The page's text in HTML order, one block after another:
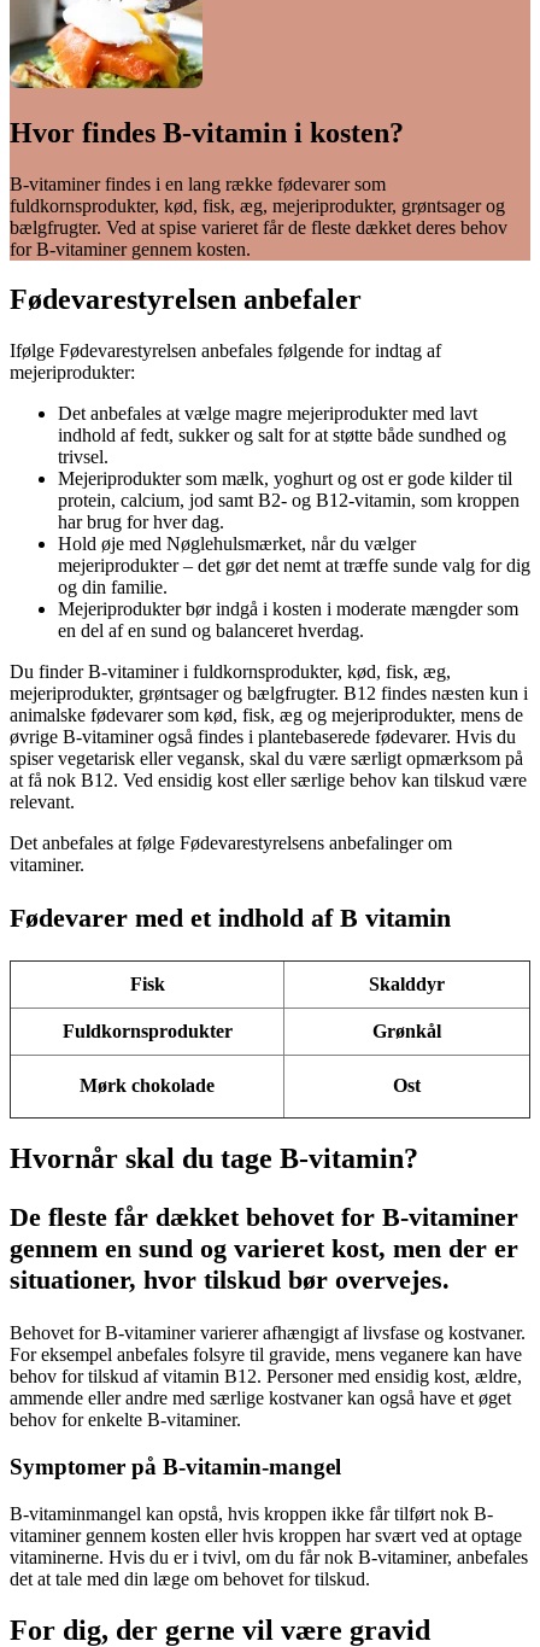
Hvor fin­des B-vita­min i kosten?
B-vitaminer findes i en lang række fødevarer som
fuldkornsprodukter, kød, fisk, æg, mejeriprodukter, grøntsager og
bælgfrugter. Ved at spise varieret får de fleste dækket deres behov
for B-vitaminer gennem kosten.
Fødevarestyrelsen anbefaler
Ifølge Fødevarestyrelsen anbefales følgende for indtag af
mejeriprodukter:
Det anbefales at vælge magre mejeriprodukter med lavt
indhold af fedt, sukker og salt for at støtte både sundhed og
trivsel.
Mejeriprodukter som mælk, yoghurt og ost er gode kilder til
protein, calcium, jod samt B2- og B12-vitamin, som kroppen
har brug for hver dag.
Hold øje med Nøglehulsmærket, når du vælger
mejeriprodukter – det gør det nemt at træffe sunde valg for dig
og din familie.
Mejeriprodukter bør indgå i kosten i moderate mængder som
en del af en sund og balanceret hverdag.
Du finder B-vitaminer i fuldkornsprodukter, kød, fisk, æg,
mejeriprodukter, grøntsager og bælgfrugter. B12 findes næsten kun i
animalske fødevarer som kød, fisk, æg og mejeriprodukter, mens de
øvrige B-vitaminer også findes i plantebaserede fødevarer. Hvis du
spiser vegetarisk eller vegansk, skal du være særligt opmærksom på
at få nok B12. Ved ensidig kost eller særlige behov kan tilskud være
relevant.
Det anbefales at følge Fødevarestyrelsens anbefalinger om
vitaminer.
Fødevarer med et indhold af B vitamin
Fisk Skalddyr
Fuldkornsprodukter Grønkål
Mørk chokolade Ost
Hvornår skal du tage B-vitamin?
De fleste får dækket behovet for B-vitaminer
gennem en sund og varieret kost, men der er
situationer, hvor tilskud bør overvejes.
Behovet for B-vitaminer varierer afhængigt af livsfase og kostvaner.
For eksempel anbefales folsyre til gravide, mens veganere kan have
behov for tilskud af vitamin B12. Personer med ensidig kost, ældre,
ammende eller andre med særlige kostvaner kan også have et øget
behov for enkelte B-vitaminer.
Symptomer på B-vitamin-mangel
B-vitaminmangel kan opstå, hvis kroppen ikke får tilført nok B-
vitaminer gennem kosten eller hvis kroppen har svært ved at optage
vitaminerne. Hvis du er i tvivl, om du får nok B-vitaminer, anbefales
det at tale med din læge om behovet for tilskud.
For dig, der gerne vil være gravid